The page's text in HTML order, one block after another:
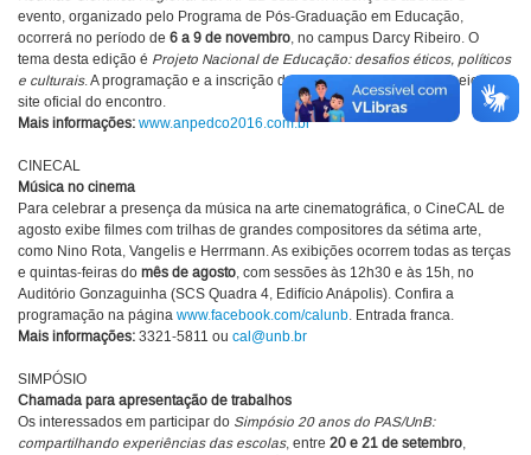
evento, organizado pelo Programa de Pós-Graduação em Educação,
ocorrerá no período de 6 a 9 de novembro, no campus Darcy Ribeiro. O
tema desta edição é Projeto Nacional de Educação: desafios éticos, políticos
e culturais. A programação e a inscrição devem ser acessadas por meio do
site oficial do encontro.
Mais informações: www.anpedco2016.com.br
CINECAL
Música no cinema
Para celebrar a presença da música na arte cinematográfica, o CineCAL de
agosto exibe filmes com trilhas de grandes compositores da sétima arte,
como Nino Rota, Vangelis e Herrmann. As exibições ocorrem todas as terças
e quintas-feiras do mês de agosto, com sessões às 12h30 e às 15h, no
Auditório Gonzaguinha (SCS Quadra 4, Edifício Anápolis). Confira a
programação na página www.facebook.com/calunb. Entrada franca.
Mais informações: 3321-5811 ou cal@unb.br
SIMPÓSIO
Chamada para apresentação de trabalhos
Os interessados em participar do Simpósio 20 anos do PAS/UnB:
compartilhando experiências das escolas, entre 20 e 21 de setembro,